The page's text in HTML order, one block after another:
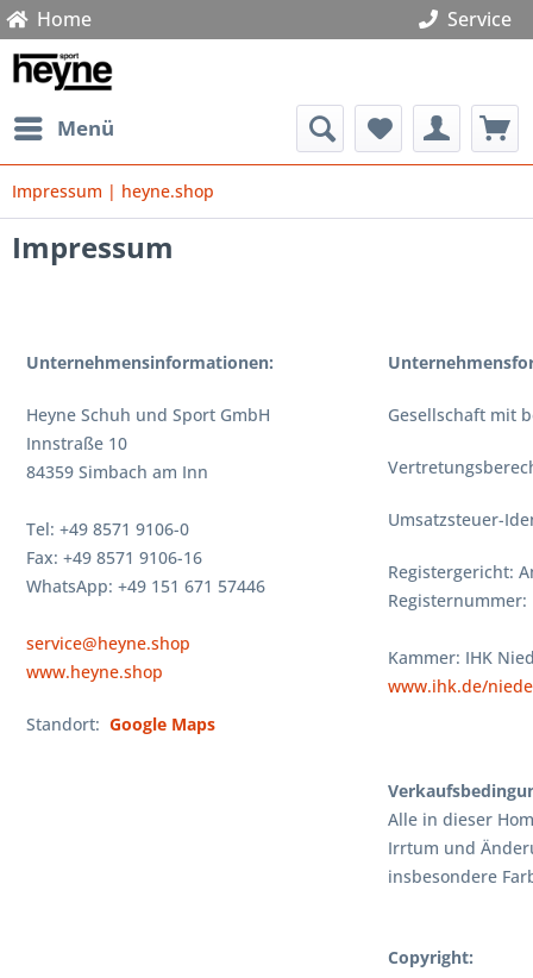
Home Service
Menü
Impressum | heyne.shop
Impressum
Unternehmensinformationen:
Heyne Schuh und Sport GmbH
Innstraße 10
84359 Simbach am Inn
Tel: +49 8571 9106-0
Fax: +49 8571 9106-16
WhatsApp: +49 151 671 57446
service@heyne.shop
www.heyne.shop
Standort: Google Maps
Gesellschaft mit
Umsatzsteuer-
Registergericht:
Registernummer:
Kammer: IHK
www.ihk.de/
Alle in dieser
Irrtum und
insbesondere
Copyright: